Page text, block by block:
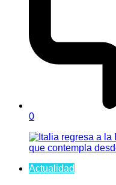
0
Actualidad